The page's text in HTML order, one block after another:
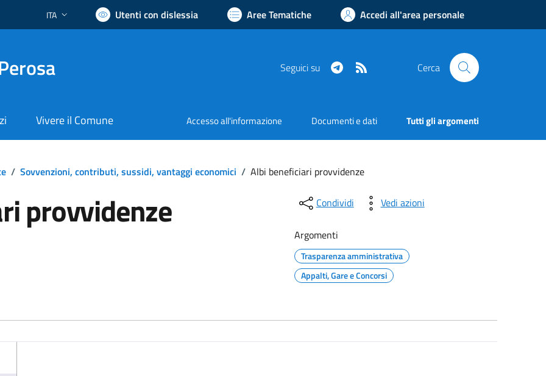
Lingua attiva:
ITA Utenti con dislessia Aree Tematiche Accedi all'area personale
Seguici su Telegram Cerca
Vivere il Comune Accesso all'informazione Documenti e dati Tutti gli argomenti
/ Sovvenzioni, contributi, sussidi, vantaggi economici / Albi beneficiari provvidenze
provvidenze Condividi Vedi azioni
Argomenti
Trasparenza amministrativa
Appalti, Gare e Concorsi